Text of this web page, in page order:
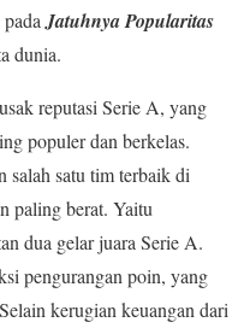
Jatuhnya Popularitas
dunia.
reputasi Serie A, yang
populer dan berkelas.
salah satu tim terbaik di
paling berat. Yaitu
dua gelar juara Serie A.
pengurangan poin, yang
kerugian keuangan dari